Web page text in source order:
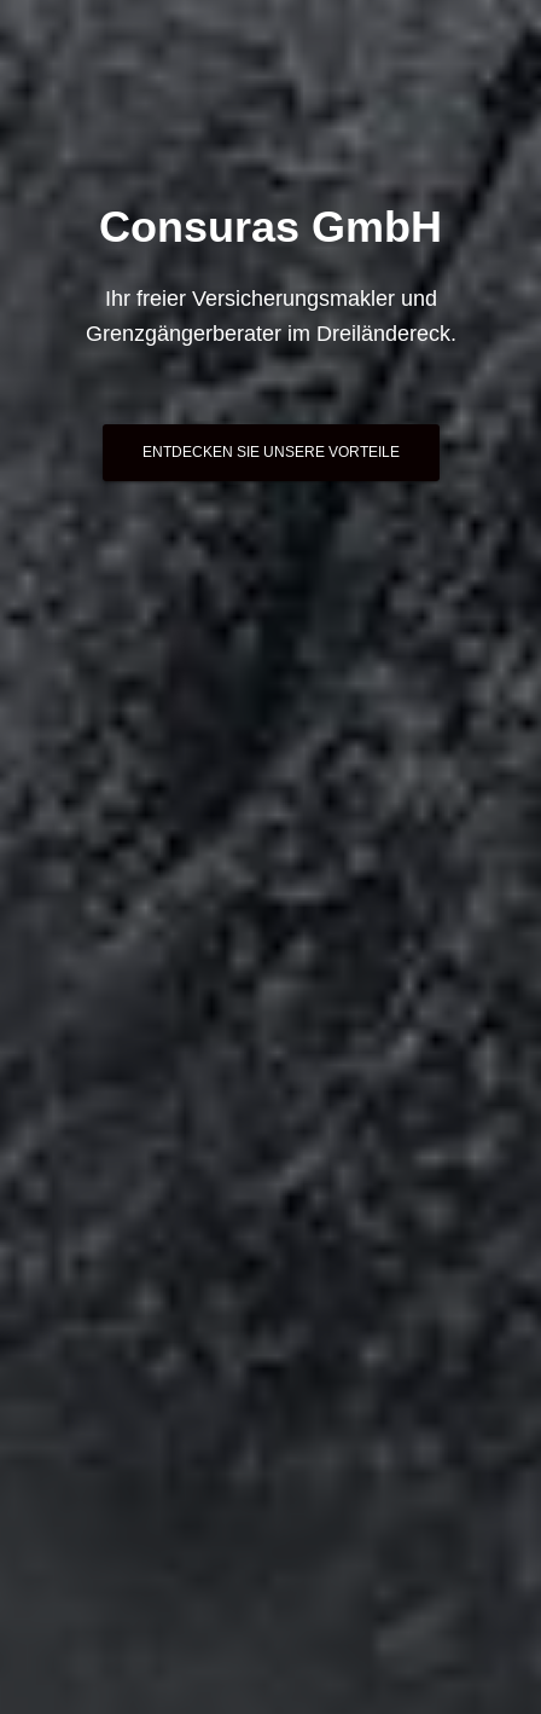
Consuras GmbH
Ihr freier Versicherungsmakler und
Grenzgängerberater im Dreiländereck.
ENTDECKEN SIE UNSERE VORTEILE